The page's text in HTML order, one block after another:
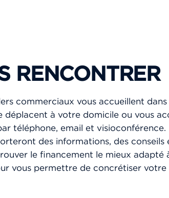
RENCONTRER
commerciaux vous accueillent dans
déplacent à votre domicile ou vous
téléphone, email et visioconférence.
des informations, des conseils
le financement le mieux adapté
vous permettre de concrétiser